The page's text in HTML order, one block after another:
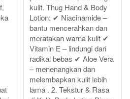
kulit. Thug Hand & Body
Lotion: ✔ Niacinamide –
bantu mencerahkan dan
meratakan warna kulit ✔
Vitamin E – lindungi dari
radikal bebas ✔ Aloe Vera
– menenangkan dan
melembapkan kulit lebih
lama . 2. Tekstur & Rasa